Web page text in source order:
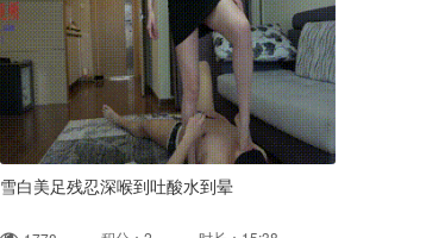
雪白美足残忍深喉到吐酸水到晕